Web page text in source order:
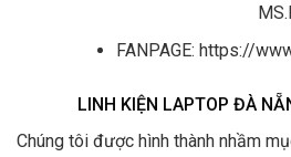
FANPAGE: https://
LINH KIỆN LAPTOP ĐÀ
Chúng tôi được hình thành nhầm